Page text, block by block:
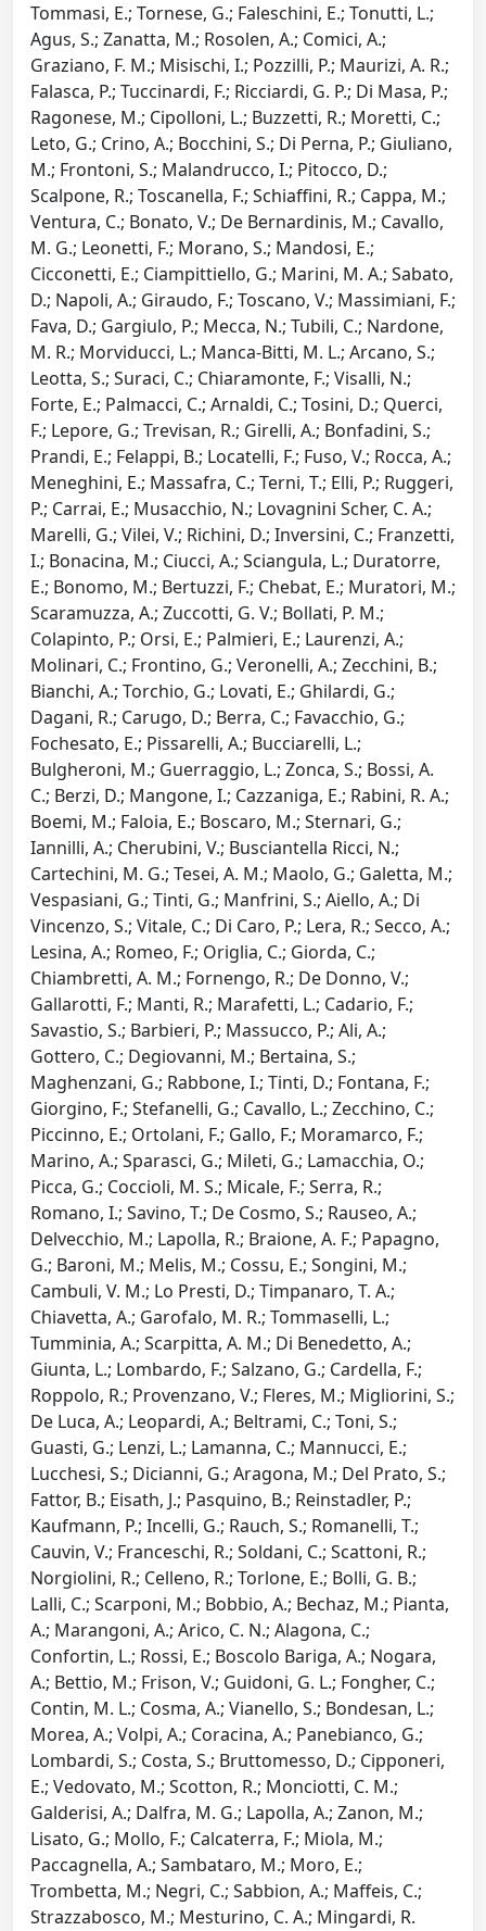
Tommasi, E.; Tornese, G.; Faleschini, E.; Tonutti, L.;
Agus, S.; Zanatta, M.; Rosolen, A.; Comici, A.;
Graziano, F. M.; Misischi, I.; Pozzilli, P.; Maurizi, A. R.;
Falasca, P.; Tuccinardi, F.; Ricciardi, G. P.; Di Masa, P.;
Ragonese, M.; Cipolloni, L.; Buzzetti, R.; Moretti, C.;
Leto, G.; Crino, A.; Bocchini, S.; Di Perna, P.; Giuliano,
M.; Frontoni, S.; Malandrucco, I.; Pitocco, D.;
Scalpone, R.; Toscanella, F.; Schiaffini, R.; Cappa, M.;
Ventura, C.; Bonato, V.; De Bernardinis, M.; Cavallo,
M. G.; Leonetti, F.; Morano, S.; Mandosi, E.;
Cicconetti, E.; Ciampittiello, G.; Marini, M. A.; Sabato,
D.; Napoli, A.; Giraudo, F.; Toscano, V.; Massimiani, F.;
Fava, D.; Gargiulo, P.; Mecca, N.; Tubili, C.; Nardone,
M. R.; Morviducci, L.; Manca-Bitti, M. L.; Arcano, S.;
Leotta, S.; Suraci, C.; Chiaramonte, F.; Visalli, N.;
Forte, E.; Palmacci, C.; Arnaldi, C.; Tosini, D.; Querci,
F.; Lepore, G.; Trevisan, R.; Girelli, A.; Bonfadini, S.;
Prandi, E.; Felappi, B.; Locatelli, F.; Fuso, V.; Rocca, A.;
Meneghini, E.; Massafra, C.; Terni, T.; Elli, P.; Ruggeri,
P.; Carrai, E.; Musacchio, N.; Lovagnini Scher, C. A.;
Marelli, G.; Vilei, V.; Richini, D.; Inversini, C.; Franzetti,
I.; Bonacina, M.; Ciucci, A.; Sciangula, L.; Duratorre,
E.; Bonomo, M.; Bertuzzi, F.; Chebat, E.; Muratori, M.;
Scaramuzza, A.; Zuccotti, G. V.; Bollati, P. M.;
Colapinto, P.; Orsi, E.; Palmieri, E.; Laurenzi, A.;
Molinari, C.; Frontino, G.; Veronelli, A.; Zecchini, B.;
Bianchi, A.; Torchio, G.; Lovati, E.; Ghilardi, G.;
Dagani, R.; Carugo, D.; Berra, C.; Favacchio, G.;
Fochesato, E.; Pissarelli, A.; Bucciarelli, L.;
Bulgheroni, M.; Guerraggio, L.; Zonca, S.; Bossi, A.
C.; Berzi, D.; Mangone, I.; Cazzaniga, E.; Rabini, R. A.;
Boemi, M.; Faloia, E.; Boscaro, M.; Sternari, G.;
Iannilli, A.; Cherubini, V.; Busciantella Ricci, N.;
Cartechini, M. G.; Tesei, A. M.; Maolo, G.; Galetta, M.;
Vespasiani, G.; Tinti, G.; Manfrini, S.; Aiello, A.; Di
Vincenzo, S.; Vitale, C.; Di Caro, P.; Lera, R.; Secco, A.;
Lesina, A.; Romeo, F.; Origlia, C.; Giorda, C.;
Chiambretti, A. M.; Fornengo, R.; De Donno, V.;
Gallarotti, F.; Manti, R.; Marafetti, L.; Cadario, F.;
Savastio, S.; Barbieri, P.; Massucco, P.; Ali, A.;
Gottero, C.; Degiovanni, M.; Bertaina, S.;
Maghenzani, G.; Rabbone, I.; Tinti, D.; Fontana, F.;
Giorgino, F.; Stefanelli, G.; Cavallo, L.; Zecchino, C.;
Piccinno, E.; Ortolani, F.; Gallo, F.; Moramarco, F.;
Marino, A.; Sparasci, G.; Mileti, G.; Lamacchia, O.;
Picca, G.; Coccioli, M. S.; Micale, F.; Serra, R.;
Romano, I.; Savino, T.; De Cosmo, S.; Rauseo, A.;
Delvecchio, M.; Lapolla, R.; Braione, A. F.; Papagno,
G.; Baroni, M.; Melis, M.; Cossu, E.; Songini, M.;
Cambuli, V. M.; Lo Presti, D.; Timpanaro, T. A.;
Chiavetta, A.; Garofalo, M. R.; Tommaselli, L.;
Tumminia, A.; Scarpitta, A. M.; Di Benedetto, A.;
Giunta, L.; Lombardo, F.; Salzano, G.; Cardella, F.;
Roppolo, R.; Provenzano, V.; Fleres, M.; Migliorini, S.;
De Luca, A.; Leopardi, A.; Beltrami, C.; Toni, S.;
Guasti, G.; Lenzi, L.; Lamanna, C.; Mannucci, E.;
Lucchesi, S.; Dicianni, G.; Aragona, M.; Del Prato, S.;
Fattor, B.; Eisath, J.; Pasquino, B.; Reinstadler, P.;
Kaufmann, P.; Incelli, G.; Rauch, S.; Romanelli, T.;
Cauvin, V.; Franceschi, R.; Soldani, C.; Scattoni, R.;
Norgiolini, R.; Celleno, R.; Torlone, E.; Bolli, G. B.;
Lalli, C.; Scarponi, M.; Bobbio, A.; Bechaz, M.; Pianta,
A.; Marangoni, A.; Arico, C. N.; Alagona, C.;
Confortin, L.; Rossi, E.; Boscolo Bariga, A.; Nogara,
A.; Bettio, M.; Frison, V.; Guidoni, G. L.; Fongher, C.;
Contin, M. L.; Cosma, A.; Vianello, S.; Bondesan, L.;
Morea, A.; Volpi, A.; Coracina, A.; Panebianco, G.;
Lombardi, S.; Costa, S.; Bruttomesso, D.; Cipponeri,
E.; Vedovato, M.; Scotton, R.; Monciotti, C. M.;
Galderisi, A.; Dalfra, M. G.; Lapolla, A.; Zanon, M.;
Lisato, G.; Mollo, F.; Calcaterra, F.; Miola, M.;
Paccagnella, A.; Sambataro, M.; Moro, E.;
Trombetta, M.; Negri, C.; Sabbion, A.; Maffeis, C.;
Strazzabosco, M.; Mesturino, C. A.; Mingardi, R.